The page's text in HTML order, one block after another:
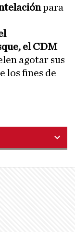
para
el CDM
agotar sus
los fines de